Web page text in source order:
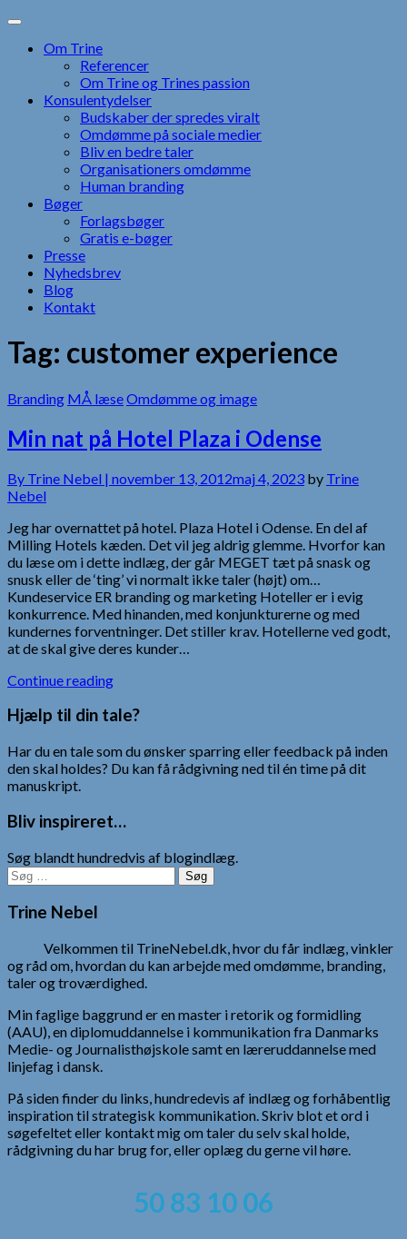
Skip
contentOm Trine
Referencer
Om Trine og Trines passion
Konsulentydelser
Budskaber der spredes viralt
Omdømme på sociale medier
Bliv en bedre taler
Organisationers omdømme
Human branding
Bøger
Forlagsbøger
Gratis e-bøger
Presse
Nyhedsbrev
Blog
Kontakt
Tag: customer experience
Branding MÅ læseOmdømme og image
Min nat på Hotel Plaza i Odense
By Trine Nebel | november 13, 2012maj 4, 2023 by Trine
Nebel
Jeg har overnattet på hotel. Plaza Hotel i Odense. En del af
Milling Hotels kæden. Det vil jeg aldrig glemme. Hvorfor kan
du læse om i dette indlæg, der går MEGET tæt på snask og
snusk eller de ‘ting’ vi normalt ikke taler (højt) om…
Kundeservice ER branding og marketing Hoteller er i evig
konkurrence. Med hinanden, med konjunkturerne og med
kundernes forventninger. Det stiller krav. Hotellerne ved godt,
at de skal give deres kunder…
Continue reading
Hjælp til din tale?
Har du en tale som du ønsker sparring eller feedback på inden
den skal holdes? Du kan få rådgivning ned til én time på dit
manuskript.
Bliv inspireret…
Søg blandt hundredvis af blogindlæg.
Søg
efter:
Trine Nebel
Velkommen til TrineNebel.dk, hvor du får indlæg, vinkler
og råd om, hvordan du kan arbejde med omdømme, branding,
taler og troværdighed.
Min faglige baggrund er en master i retorik og formidling
(AAU), en diplomuddannelse i kommunikation fra Danmarks
Medie- og Journalisthøjskole samt en læreruddannelse med
linjefag i dansk.
På siden finder du links, hundredevis af indlæg og forhåbentlig
inspiration til strategisk kommunikation. Skriv blot et ord i
søgefeltet eller kontakt mig om taler du selv skal holde,
rådgivning du har brug for, eller oplæg du gerne vil høre.
50 83 10 06